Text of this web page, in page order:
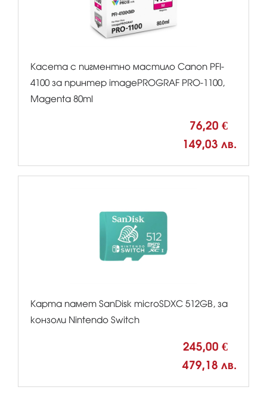
Касета с пигментно мастило Canon PFI-
4100 за принтер imagePROGRAF PRO-1100,
Magenta 80ml
76,20 €
149,03 лв.
Карта памет SanDisk microSDXC 512GB, за
конзоли Nintendo Switch
245,00 €
479,18 лв.